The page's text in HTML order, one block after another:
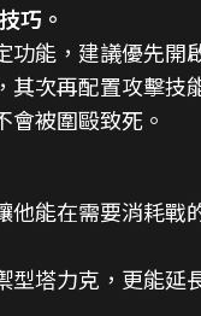
巧。
功能，建議優先開
其次再配置攻擊技
會被圍毆致死。
他能在需要消耗戰
型塔力克，更能延